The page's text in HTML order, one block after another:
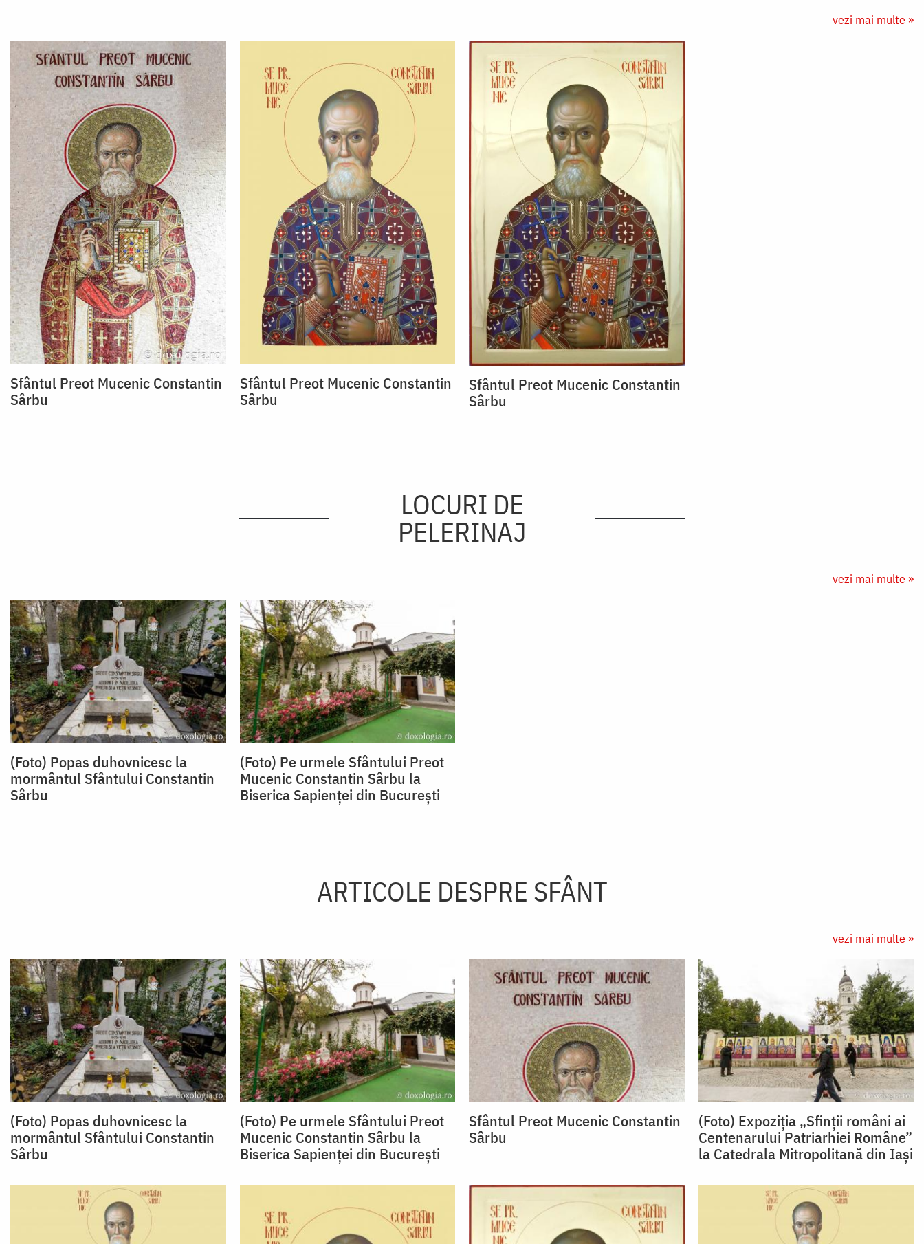
vezi mai multe »
Sfântul Preot Mucenic Constantin
Sârbu
Sfântul Preot Mucenic Constantin
Sârbu
Sfântul Preot Mucenic Constantin
Sârbu
LOCURI DE
PELERINAJ
vezi mai multe »
(Foto) Popas duhovnicesc la
mormântul Sfântului Constantin
Sârbu
(Foto) Pe urmele Sfântului Preot
Mucenic Constantin Sârbu la
Biserica Sapienței din București
ARTICOLE DESPRE SFÂNT
vezi mai multe »
(Foto) Popas duhovnicesc la
mormântul Sfântului Constantin
Sârbu
(Foto) Pe urmele Sfântului Preot
Mucenic Constantin Sârbu la
Biserica Sapienței din București
Sfântul Preot Mucenic Constantin
Sârbu
(Foto) Expoziția „Sfinții români ai
Centenarului Patriarhiei Române”
la Catedrala Mitropolitană din Iași